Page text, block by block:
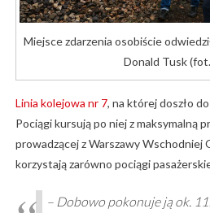
Miejsce zdarzenia osobiście
Donald Tusk
Linia kolejowa nr 7, na której doszło
Pociągi kursują po niej z maksymalną
prowadzącej z Warszawy Wschodniej
korzystają zarówno pociągi
– Dobowo pokonuje ją ok.